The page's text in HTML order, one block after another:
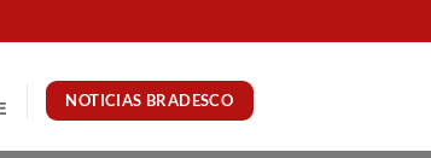
NOTICIAS BRADESCO